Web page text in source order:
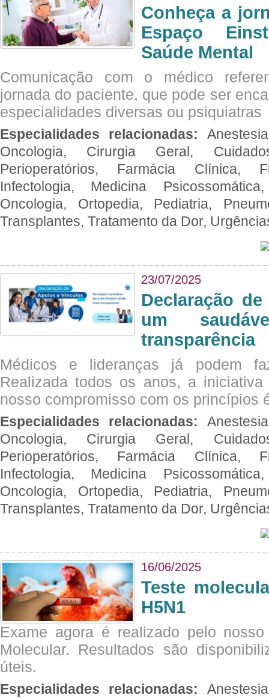
Conheça a
Espaço
Saúde Mental
Comunicação com o médico
jornada do paciente, que pode ser
especialidades diversas ou psiquiatras
Especialidades relacionadas:
Oncologia, Cirurgia Geral,
Perioperatórios, Farmácia Clínica,
Infectologia, Medicina
Oncologia, Ortopedia, Pediatria,
Transplantes, Tratamento da Dor,
23/07/2025
Declaração
um
transparência
Médicos e lideranças já podem
Realizada todos os anos, a
nosso compromisso com os princípios
Especialidades relacionadas:
Oncologia, Cirurgia Geral,
Perioperatórios, Farmácia Clínica,
Infectologia, Medicina
Oncologia, Ortopedia, Pediatria,
Transplantes, Tratamento da Dor,
16/06/2025
Teste
H5N1
Exame agora é realizado pelo
Molecular. Resultados são
úteis.
Especialidades relacionadas: